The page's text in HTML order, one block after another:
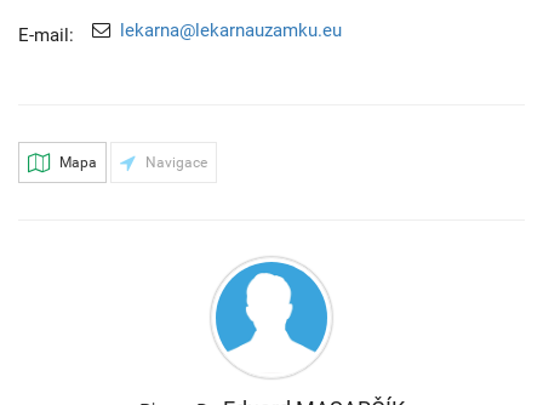
E-mail: lekarna@lekarnauzamku.eu
Mapa Navigace